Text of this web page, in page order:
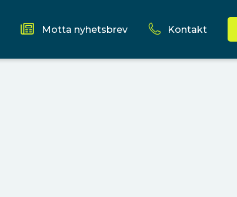
Motta nyhetsbrev Kontakt